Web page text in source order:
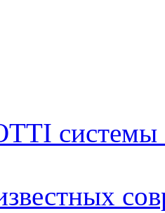
системы